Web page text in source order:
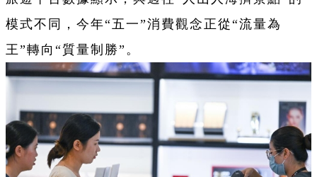
模式不同，今年“五一”消費觀念正從“流量為
王”轉向“質量制勝”。